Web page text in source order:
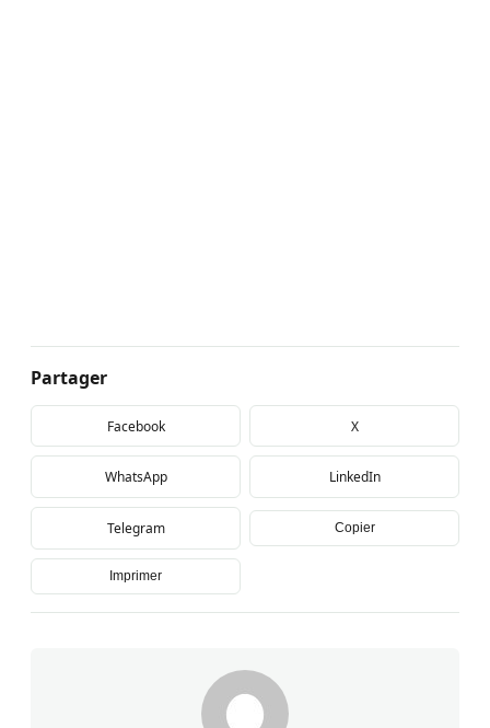
Partager
Facebook X
WhatsApp LinkedIn
Telegram Copier
Imprimer